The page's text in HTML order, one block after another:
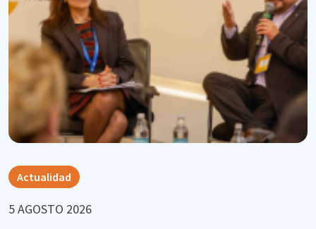
Actualidad
5 AGOSTO 2026